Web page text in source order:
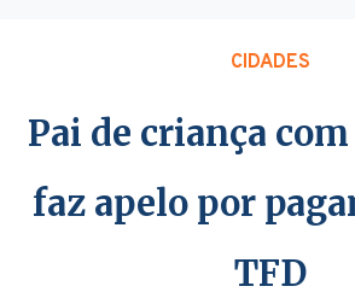
CIDADES
Pai de criança
faz apelo por
TFD